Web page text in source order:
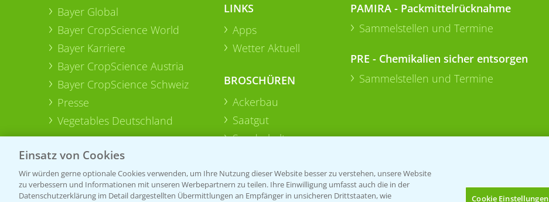
Bayer Global
Bayer CropScience World
Bayer Karriere
Bayer CropScience Austria
Bayer CropScience Schweiz
Presse
Vegetables Deutschland
LINKS
Apps
Wetter Aktuell
BROSCHÜREN
Ackerbau
Saatgut
Sonderkulturen
PAMIRA - Packmittelrücknahme
Sammelstellen und Termine
PRE - Chemikalien sicher entsorgen
Sammelstellen und Termine
Einsatz von Cookies
Wir würden gerne optionale Cookies verwenden, um Ihre Nutzung dieser Website besser zu verstehen, unsere Website
zu verbessern und Informationen mit unseren Werbepartnern zu teilen. Ihre Einwilligung umfasst auch die in der
Datenschutzerklärung im Detail dargestellten Übermittlungen an Empfänger in unsicheren Drittstaaten, wie
Cookie Einstellungen